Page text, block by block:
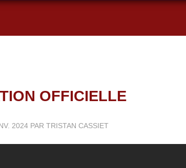
OFFICIELLE
2024 PAR TRISTAN CASSIET